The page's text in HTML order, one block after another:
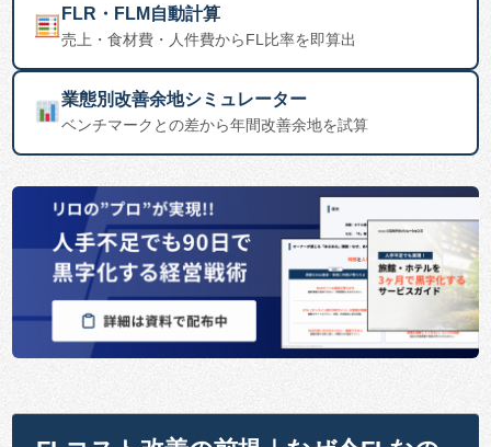
FLR・FLM自動計算
売上・食材費・人件費からFL比率を即算出
業態別改善余地シミュレーター
ベンチマークとの差から年間改善余地を試算